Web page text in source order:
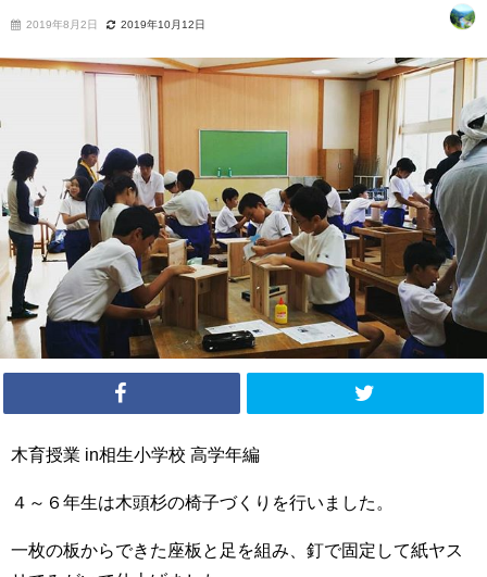
2019年8月2日 2019年10月12日
木育授業 in相生小学校 高学年編
４～６年生は木頭杉の椅子づくりを行いました。
一枚の板からできた座板と足を組み、釘で固定して紙ヤス